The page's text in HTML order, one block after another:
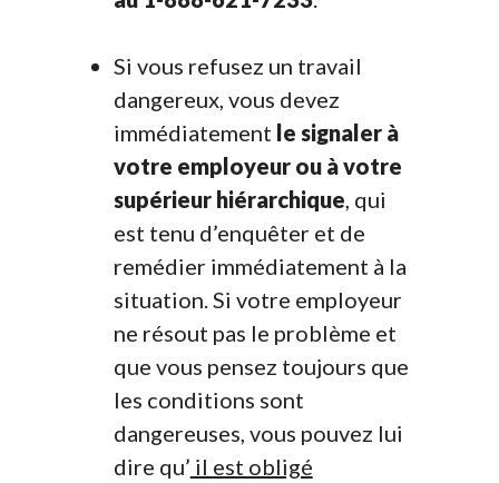
Si vous refusez un travail
dangereux, vous devez
immédiatement le signaler à
votre employeur ou à votre
supérieur hiérarchique, qui
est tenu d’enquêter et de
remédier immédiatement à la
situation. Si votre employeur
ne résout pas le problème et
que vous pensez toujours que
les conditions sont
dangereuses, vous pouvez lui
dire qu’ il est obligé